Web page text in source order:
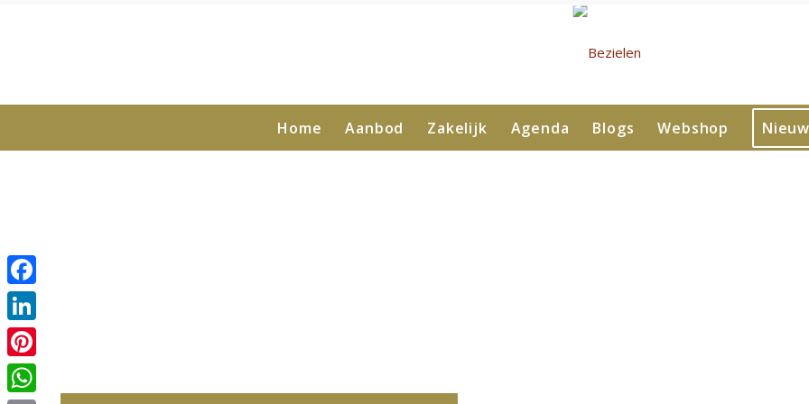
Home Aanbod Zakelijk Agenda Blogs Webshop
Facebook
LinkedIn
Pinterest